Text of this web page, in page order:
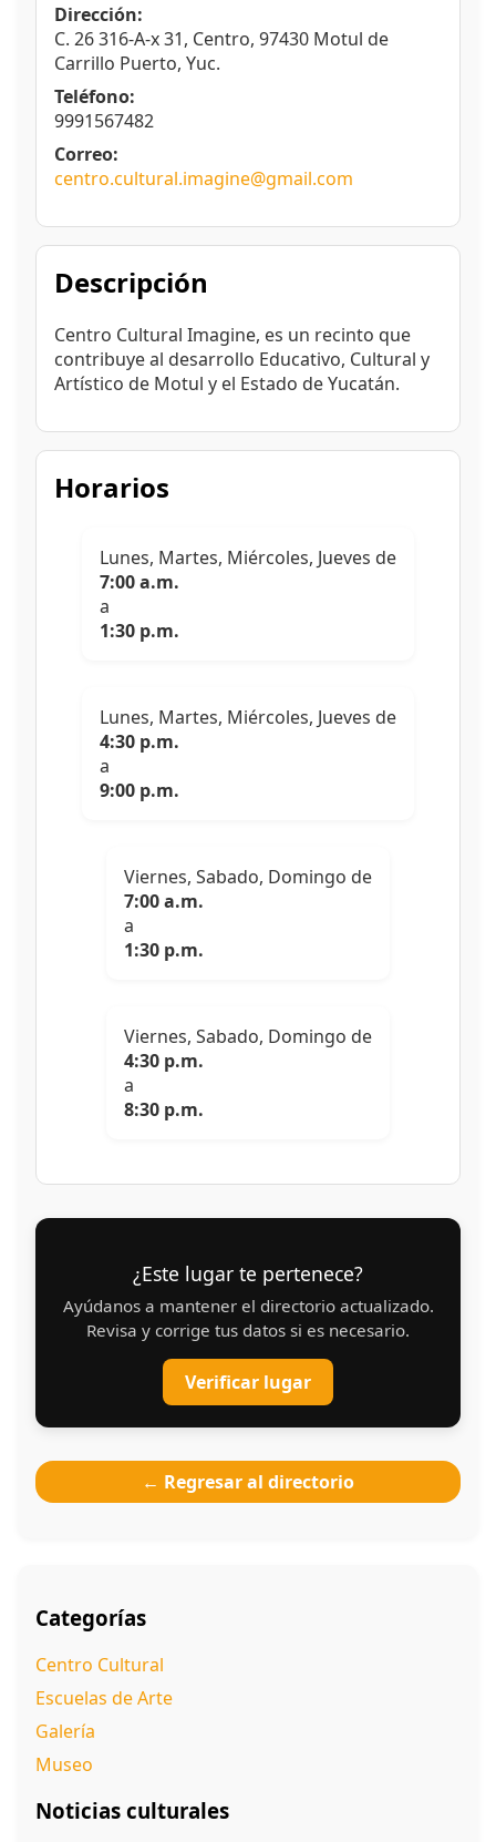
Dirección:
C. 26 316-A-x 31, Centro, 97430 Motul de
Carrillo Puerto, Yuc.
Teléfono:
9991567482
Correo:
centro.cultural.imagine@gmail.com
Descripción
Centro Cultural Imagine, es un recinto que
contribuye al desarrollo Educativo, Cultural y
Artístico de Motul y el Estado de Yucatán.
Horarios
Lunes, Martes, Miércoles, Jueves de
7:00 a.m.
a
1:30 p.m.
Lunes, Martes, Miércoles, Jueves de
4:30 p.m.
a
9:00 p.m.
Viernes, Sabado, Domingo de
7:00 a.m.
a
1:30 p.m.
Viernes, Sabado, Domingo de
4:30 p.m.
a
8:30 p.m.
¿Este lugar te pertenece?
Ayúdanos a mantener el directorio actualizado.
Revisa y corrige tus datos si es necesario.
Verificar lugar
← Regresar al directorio
Categorías
Centro Cultural
Escuelas de Arte
Galería
Museo
Noticias culturales